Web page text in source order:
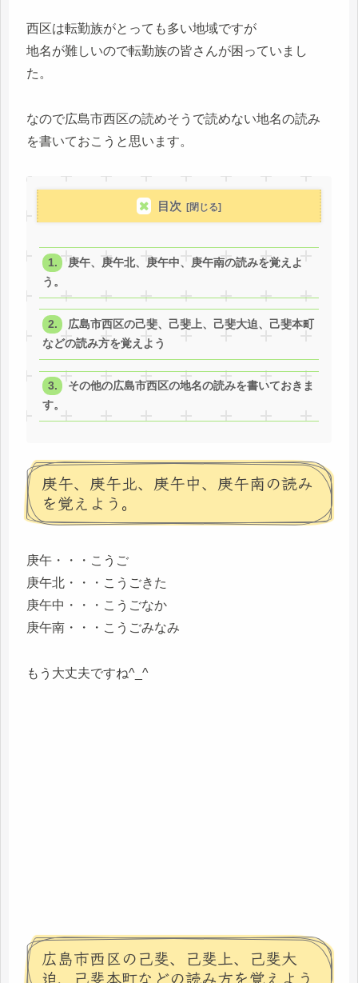
西区は転勤族がとっても多い地域ですが
地名が難しいので転勤族の皆さんが困っていまし
た。
なので広島市西区の読めそうで読めない地名の読み
を書いておこうと思います。
目次
庚午、庚午北、庚午中、庚午南の読みを覚えよ
う。
広島市西区の己斐、己斐上、己斐大迫、己斐本町
などの読み方を覚えよう
その他の広島市西区の地名の読みを書いておきま
す。
庚午、庚午北、庚午中、庚午南の読み
を覚えよう。
庚午・・・こうご
庚午北・・・こうごきた
庚午中・・・こうごなか
庚午南・・・こうごみなみ
もう大丈夫ですね^_^
広島市西区の己斐、己斐上、己斐大
迫、己斐本町などの読み方を覚えよう